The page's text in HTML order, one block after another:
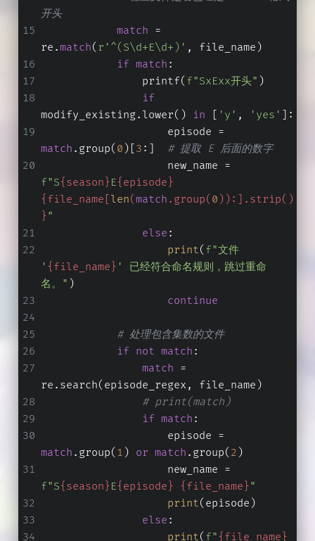
开头
match =
re. match( r'^(S\d+E\d+)' , file_name)
if match :
                printf(
f"SxExx开头" )
if
modify_existing.lower()
in 'y' , 'yes'
]:
match .group( 0 )[ 3 :]
# 提取 E 后面的数字
f"S{season}E{episode}
{file_name[ len( match .group( 0 )):].strip()
}"
else :
print( f"文件
' {file_name} ' 已经符合命名规则，跳过重命
名。" )
continue
# 处理包含集数的文件
if not match :
match =
re.search(episode_regex, file_name)
# print(match)
if match :
match .group( 1 ) or match .group( 2 )
f"S{season}E{episode} {file_name}"
print(episode)
else :
print( f" {file_name}